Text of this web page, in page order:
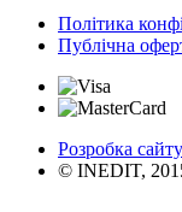
Політика
Публічна
Розробка
© INEDIT,